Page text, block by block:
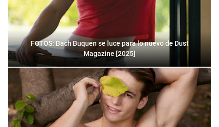
FOTOS: Bach Buquen se luce para lo nuevo de Dust
Magazine [2025]